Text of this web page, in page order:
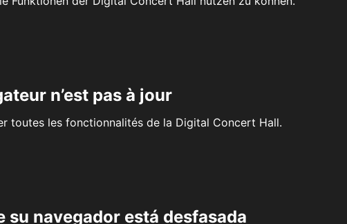
n’est pas à jour
toutes les fonctionnalités de la Digital Concert Hall.
su navegador está desfasada